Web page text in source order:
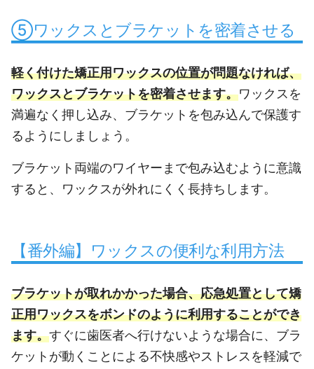
⑤ワックスとブラケットを密着させる
軽く付けた矯正用ワックスの位置が問題なければ、
ワックスとブラケットを密着させます。ワックスを
満遍なく押し込み、ブラケットを包み込んで保護す
るようにしましょう。
ブラケット両端のワイヤーまで包み込むように意識
すると、ワックスが外れにくく長持ちします。
【番外編】ワックスの便利な利用方法
ブラケットが取れかかった場合、応急処置として矯
正用ワックスをボンドのように利用することができ
ます。すぐに歯医者へ行けないような場合に、ブラ
ケットが動くことによる不快感やストレスを軽減で